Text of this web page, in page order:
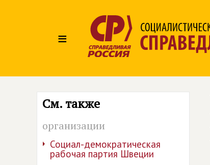
≡
См. также
организации
Социал-демократическая
рабочая партия Швеции